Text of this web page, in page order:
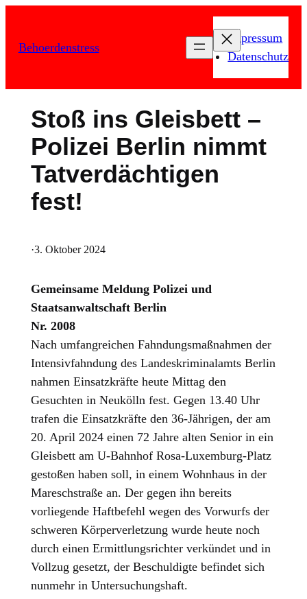
springen
Behoerdenstress
Impressum
Datenschutz
Stoß ins Gleisbett –
Polizei Berlin nimmt
Tatverdächtigen
fest!
·3. Oktober 2024
Gemeinsame Meldung Polizei und
Staatsanwaltschaft Berlin
Nr. 2008
Nach umfangreichen Fahndungsmaßnahmen der
Intensivfahndung des Landeskriminalamts Berlin
nahmen Einsatzkräfte heute Mittag den
Gesuchten in Neukölln fest. Gegen 13.40 Uhr
trafen die Einsatzkräfte den 36-Jährigen, der am
20. April 2024 einen 72 Jahre alten Senior in ein
Gleisbett am U-Bahnhof Rosa-Luxemburg-Platz
gestoßen haben soll, in einem Wohnhaus in der
Mareschstraße an. Der gegen ihn bereits
vorliegende Haftbefehl wegen des Vorwurfs der
schweren Körperverletzung wurde heute noch
durch einen Ermittlungsrichter verkündet und in
Vollzug gesetzt, der Beschuldigte befindet sich
nunmehr in Untersuchungshaft.